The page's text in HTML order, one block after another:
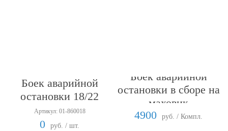
Боек аварийной
остановки 18/22
Артикул: 01-860018
0 руб. / шт.
Боек аварийной
остановки в сборе на
маховик
4900
руб. / Компл.